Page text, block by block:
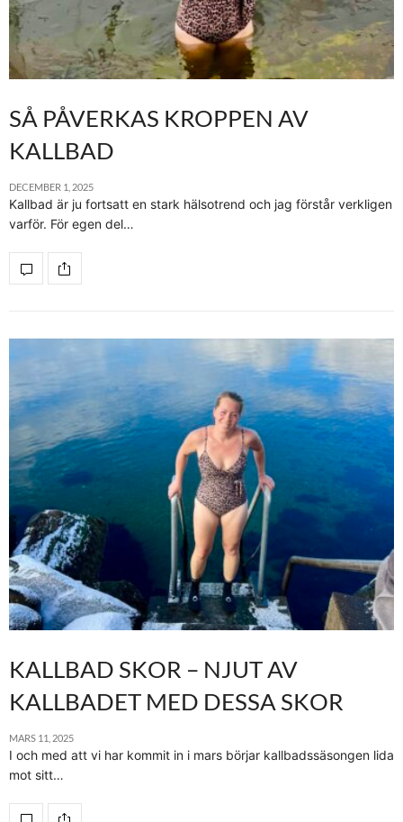
SÅ PÅVERKAS KROPPEN AV
KALLBAD
DECEMBER 1, 2025
Kallbad är ju fortsatt en stark hälsotrend och jag förstår verkligen
varför. För egen del…
KALLBAD SKOR – NJUT AV
KALLBADET MED DESSA SKOR
MARS 11, 2025
I och med att vi har kommit in i mars börjar kallbadssäsongen lida
mot sitt…